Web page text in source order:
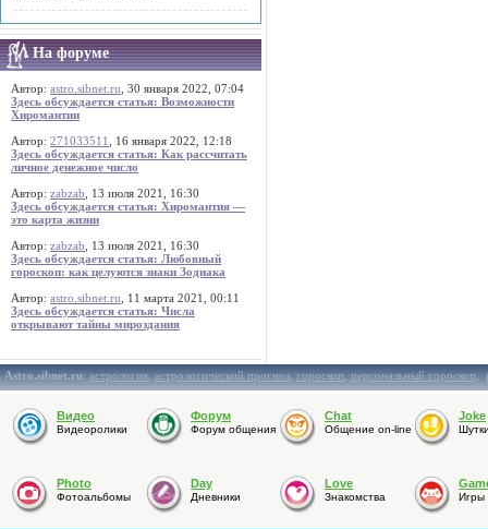
На форуме
Автор: astro.sibnet.ru , 30 января 2022, 07:04
Здесь обсуждается статья: Возможности
Хиромантии
Автор: 271033511
, 16 января 2022, 12:18
Здесь обсуждается статья: Как рассчитать
личное денежное число
Автор: zabzab , 13 июля 2021, 16:30
Здесь обсуждается статья: Хиромантия —
это карта жизни
Автор: zabzab , 13 июля 2021, 16:30
Здесь обсуждается статья: Любовный
гороскоп: как целуются знаки Зодиака
Автор: astro.sibnet.ru , 11 марта 2021, 00:11
Здесь обсуждается статья: Числа
открывают тайны мироздания
Astro.sibnet.ru:астрология,астрологический прогноз,гороскоп,персональный гороскоп,
Видео
Видеоролики
Форум
Форум общения
Chat
Общение on-line
Joke
Photo
Фотоальбомы
Day
Дневники
Love
Знакомства Игры